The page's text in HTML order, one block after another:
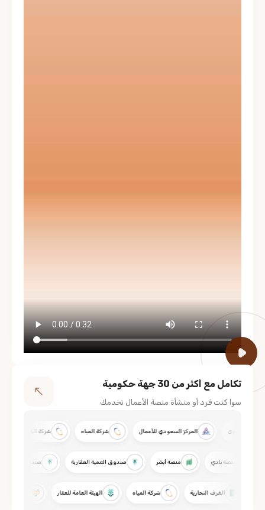
تكامل مع أكثر من 30 جهة حكومية
سوا كنت فرد أو منشأة منصة الأعمال تخدمك
شركة الكهرباء شركة المياه المركز السعودي للأعمال
صندوق التنمية العقارية منصة أبشر منصة بلدي
منصة قوى الهيئة العامة للعقار شركة المياه الغرف التجارية